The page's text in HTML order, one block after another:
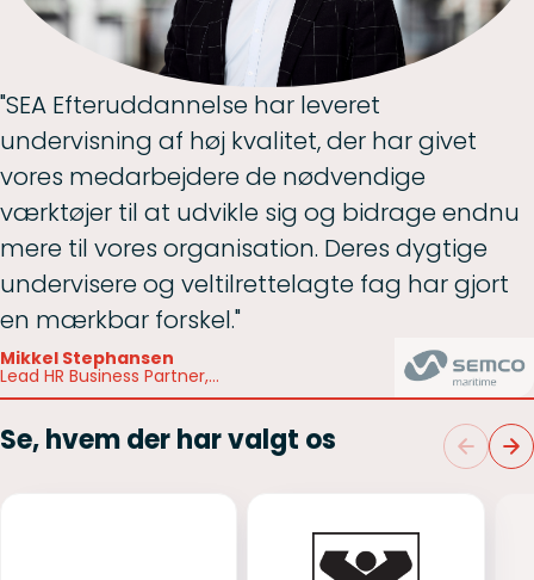
"SEA Efteruddannelse har leveret
undervisning af høj kvalitet, der har givet
vores medarbejdere de nødvendige
værktøjer til at udvikle sig og bidrage endnu
mere til vores organisation. Deres dygtige
undervisere og veltilrettelagte fag har gjort
en mærkbar forskel."
Mikkel Stephansen
Lead HR Business Partner,
Technology Solutions &
Se, hvem der har valgt os